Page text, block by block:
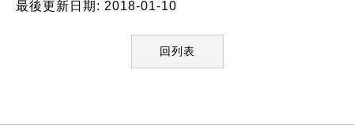
最後更新日期: 2018-01-10
回列表